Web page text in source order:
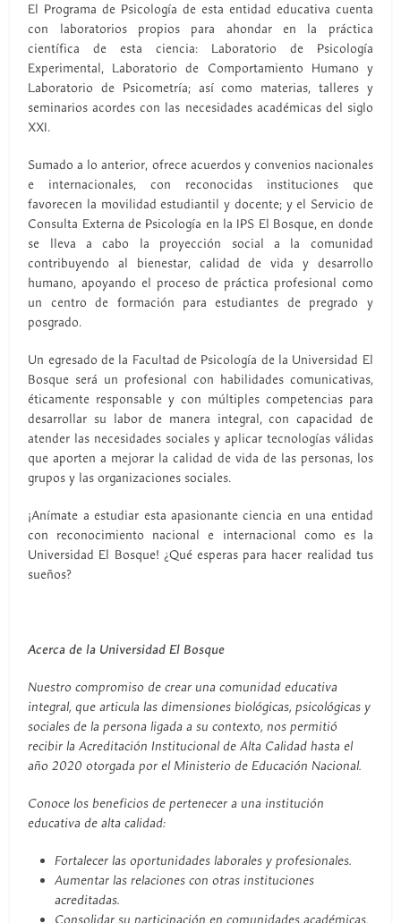
El Programa de Psicología de esta entidad educativa cuenta
con laboratorios propios para ahondar en la práctica
científica de esta ciencia: Laboratorio de Psicología
Experimental, Laboratorio de Comportamiento Humano y
Laboratorio de Psicometría; así como materias, talleres y
seminarios acordes con las necesidades académicas del siglo
XXI.
Sumado a lo anterior, ofrece acuerdos y convenios nacionales
e internacionales, con reconocidas instituciones que
favorecen la movilidad estudiantil y docente; y el Servicio de
Consulta Externa de Psicología en la IPS El Bosque, en donde
se lleva a cabo la proyección social a la comunidad
contribuyendo al bienestar, calidad de vida y desarrollo
humano, apoyando el proceso de práctica profesional como
un centro de formación para estudiantes de pregrado y
posgrado.
Un egresado de la Facultad de Psicología de la Universidad El
Bosque será un profesional con habilidades comunicativas,
éticamente responsable y con múltiples competencias para
desarrollar su labor de manera integral, con capacidad de
atender las necesidades sociales y aplicar tecnologías válidas
que aporten a mejorar la calidad de vida de las personas, los
grupos y las organizaciones sociales.
¡Anímate a estudiar esta apasionante ciencia en una entidad
con reconocimiento nacional e internacional como es la
Universidad El Bosque! ¿Qué esperas para hacer realidad tus
sueños?
Acerca de la Universidad El Bosque
Nuestro compromiso de crear una comunidad educativa
integral, que articula las dimensiones biológicas, psicológicas y
sociales de la persona ligada a su contexto, nos permitió
recibir la Acreditación Institucional de Alta Calidad hasta el
año 2020 otorgada por el Ministerio de Educación Nacional.
Conoce los beneficios de pertenecer a una institución
educativa de alta calidad:
Fortalecer las oportunidades laborales y profesionales.
Aumentar las relaciones con otras instituciones
acreditadas.